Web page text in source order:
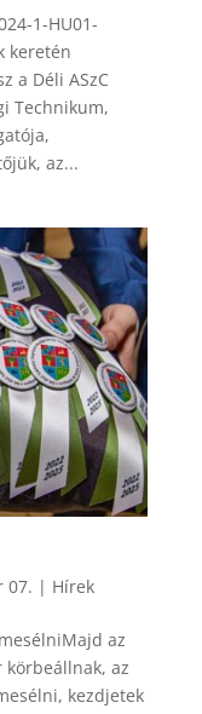
1-HU01-
keretén
a Déli ASzC
Technikum,
az...
07. | Hírek
az
az
kezdjetek